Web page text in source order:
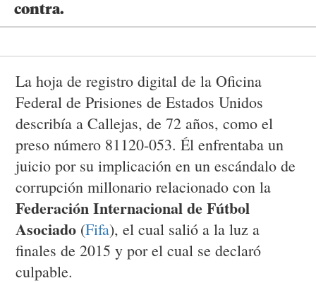
contra.
La hoja de registro digital de la Oficina
Federal de Prisiones de Estados Unidos
describía a Callejas, de 72 años, como el
preso número 81120-053. Él enfrentaba un
juicio por su implicación en un escándalo de
corrupción millonario relacionado con la
Federación Internacional de Fútbol
Asociado (Fifa), el cual salió a la luz a
finales de 2015 y por el cual se declaró
culpable.